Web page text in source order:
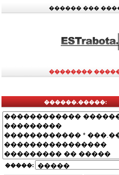
������ ���
��������
������.�����:
�����: